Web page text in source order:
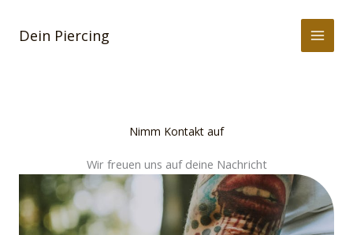
InhaltDein Piercing
Nimm Kontakt auf
Wir freuen uns auf deine Nachricht